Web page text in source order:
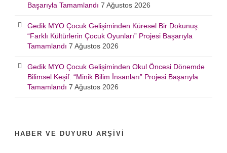
Başarıyla Tamamlandı 7 Ağustos 2026
Gedik MYO Çocuk Gelişiminden Küresel Bir Dokunuş:
“Farklı Kültürlerin Çocuk Oyunları” Projesi Başarıyla
Tamamlandı 7 Ağustos 2026
Gedik MYO Çocuk Gelişiminden Okul Öncesi Dönemde
Bilimsel Keşif: “Minik Bilim İnsanları” Projesi Başarıyla
Tamamlandı 7 Ağustos 2026
HABER VE DUYURU ARŞIVI